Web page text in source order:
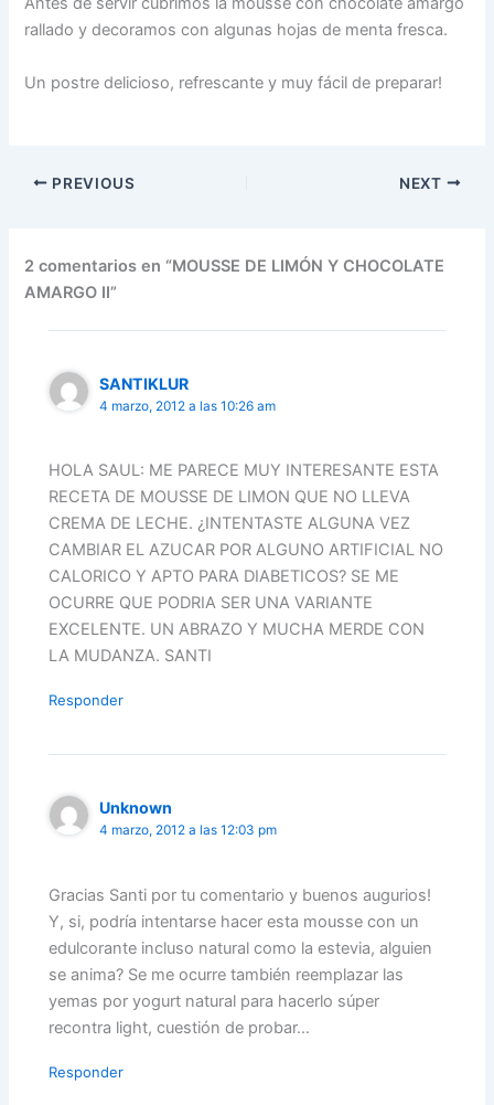
rallado y decoramos con algunas hojas de menta fresca.
Un postre delicioso, refrescante y muy fácil de preparar!
PREVIOUS NEXT
2 comentarios en “MOUSSE DE LIMÓN Y CHOCOLATE
AMARGO II”
SANTIKLUR
4 marzo, 2012 a las 10:26 am
HOLA SAUL: ME PARECE MUY INTERESANTE ESTA
RECETA DE MOUSSE DE LIMON QUE NO LLEVA
CREMA DE LECHE. ¿INTENTASTE ALGUNA VEZ
CAMBIAR EL AZUCAR POR ALGUNO ARTIFICIAL NO
CALORICO Y APTO PARA DIABETICOS? SE ME
OCURRE QUE PODRIA SER UNA VARIANTE
EXCELENTE. UN ABRAZO Y MUCHA MERDE CON
LA MUDANZA. SANTI
Responder
Unknown
4 marzo, 2012 a las 12:03 pm
Gracias Santi por tu comentario y buenos augurios!
Y, si, podría intentarse hacer esta mousse con un
edulcorante incluso natural como la estevia, alguien
se anima? Se me ocurre también reemplazar las
yemas por yogurt natural para hacerlo súper
recontra light, cuestión de probar…
Responder